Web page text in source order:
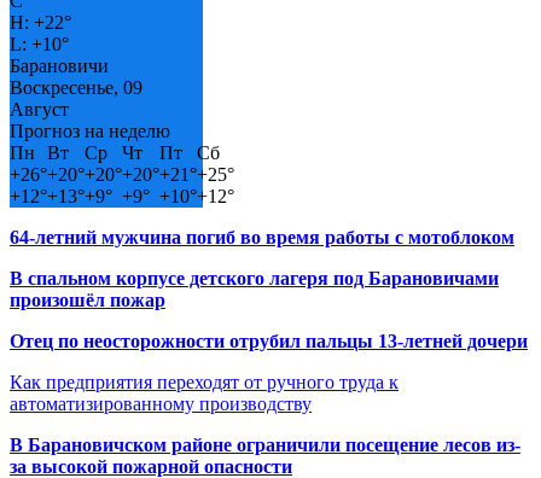
H: +22°
L: +10°
Барановичи
Воскресенье, 09
Август
Прогноз на неделю
Пн
Вт Ср Чт Пт
Сб
+26°+20°+20°+20°+21°+25°
+12°+13°+9° +9° +10°+12°
64-летний мужчина погиб во время работы с мотоблоком
В спальном корпусе детского лагеря под Барановичами
произошёл пожар
Отец по неосторожности отрубил пальцы 13-летней дочери
Как предприятия переходят от ручного труда к
автоматизированному производству
В Барановичском районе ограничили посещение лесов из-
за высокой пожарной опасности